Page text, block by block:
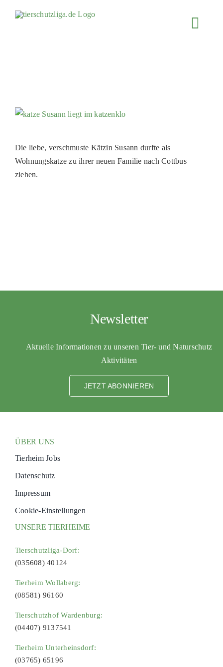
Die liebe, verschmuste Kätzin Susann durfte als
Wohnungskatze zu ihrer neuen Familie nach Cottbus
ziehen.
Newsletter
Aktuelle Informationen zu unseren Tier- und Naturschutz
Aktivitäten
JETZT ABONNIEREN
ÜBER UNS
Tierheim Jobs
Datenschutz
Impressum
Cookie-Einstellungen
UNSERE TIERHEIME
Tierschutzliga-Dorf:
(035608) 40124
Tierheim Wollaberg:
(08581) 96160
Tierschutzhof Wardenburg:
(04407) 9137541
Tierheim Unterheinsdorf:
(03765) 65196